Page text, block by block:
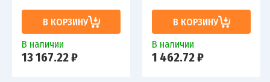
В КОРЗИНУ
В наличии
13 167.22 ₽
В КОРЗИНУ
В наличии
1 462.72 ₽